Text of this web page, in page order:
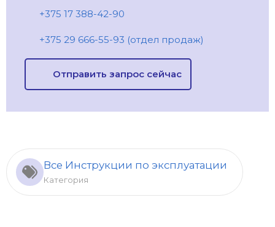
+375 17 388-42-90
+375 29 666-55-93 (отдел продаж)
Отправить запрос сейчас
Все Инструкции по эксплуатации
Категория